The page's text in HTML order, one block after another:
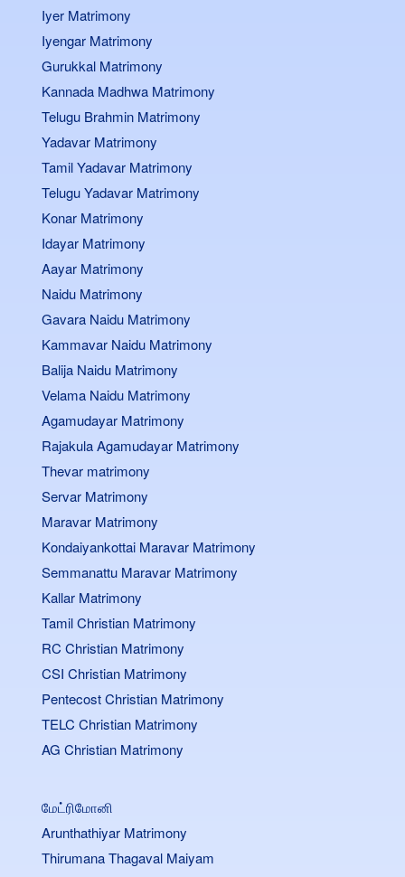
Iyer Matrimony
Iyengar Matrimony
Gurukkal Matrimony
Kannada Madhwa Matrimony
Telugu Brahmin Matrimony
Yadavar Matrimony
Tamil Yadavar Matrimony
Telugu Yadavar Matrimony
Konar Matrimony
Idayar Matrimony
Aayar Matrimony
Naidu Matrimony
Gavara Naidu Matrimony
Kammavar Naidu Matrimony
Balija Naidu Matrimony
Velama Naidu Matrimony
Agamudayar Matrimony
Rajakula Agamudayar Matrimony
Thevar matrimony
Servar Matrimony
Maravar Matrimony
Kondaiyankottai Maravar Matrimony
Semmanattu Maravar Matrimony
Kallar Matrimony
Tamil Christian Matrimony
RC Christian Matrimony
CSI Christian Matrimony
Pentecost Christian Matrimony
TELC Christian Matrimony
AG Christian Matrimony
மேட்ரிமோனி
Arunthathiyar Matrimony
Thirumana Thagaval Maiyam